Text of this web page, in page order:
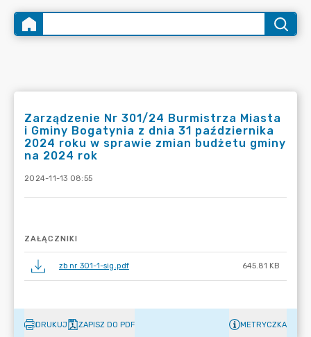
Zarządzenie Nr 301/24 Burmistrza Miasta
i Gminy Bogatynia z dnia 31 października
2024 roku w sprawie zmian budżetu gminy
na 2024 rok
2024-11-13 08:55
ZAŁĄCZNIKI
zb nr 301-1-sig.pdf 645.81 KB
DRUKUJ ZAPISZ DO PDF METRYCZKA